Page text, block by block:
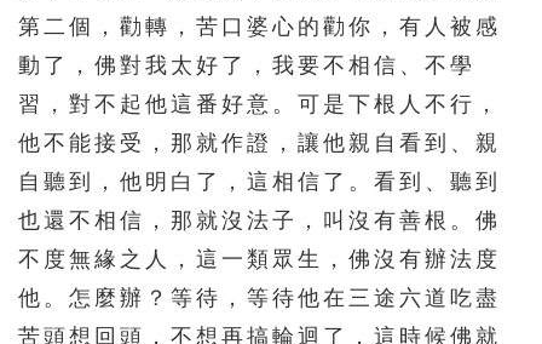
第二個，勸轉，苦口婆心的勸你，有人被感
動了，佛對我太好了，我要不相信、不學
習，對不起他這番好意。可是下根人不行，
他不能接受，那就作證，讓他親自看到、親
自聽到，他明白了，這相信了。看到、聽到
也還不相信，那就沒法子，叫沒有善根。佛
不度無緣之人，這一類眾生，佛沒有辦法度
他。怎麼辦？等待，等待他在三途六道吃盡
苦頭想回頭，不想再搞輪迴了，這時候佛就